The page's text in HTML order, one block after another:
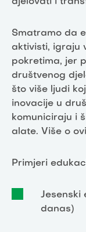
Smatramo da
aktivisti, igraju
pokretima, jer
društvenog
što više ljudi
inovacije u
komuniciraju i
alate. Više o
Primjeri
Jesenski
danas)